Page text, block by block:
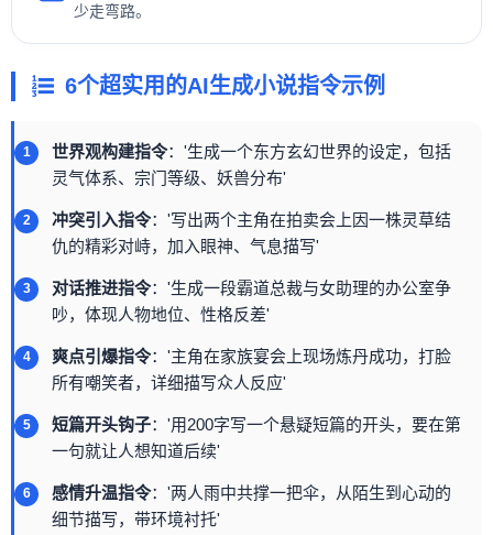
少走弯路。
6个超实用的AI生成小说指令示例
世界观构建指令：'生成一个东方玄幻世界的设定，包括
灵气体系、宗门等级、妖兽分布'
冲突引入指令：'写出两个主角在拍卖会上因一株灵草结
仇的精彩对峙，加入眼神、气息描写'
对话推进指令：'生成一段霸道总裁与女助理的办公室争
吵，体现人物地位、性格反差'
爽点引爆指令：'主角在家族宴会上现场炼丹成功，打脸
所有嘲笑者，详细描写众人反应'
短篇开头钩子：'用200字写一个悬疑短篇的开头，要在第
一句就让人想知道后续'
感情升温指令：'两人雨中共撑一把伞，从陌生到心动的
细节描写，带环境衬托'